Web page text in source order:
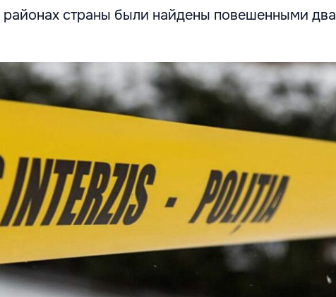
районах страны были найдены повешенными два